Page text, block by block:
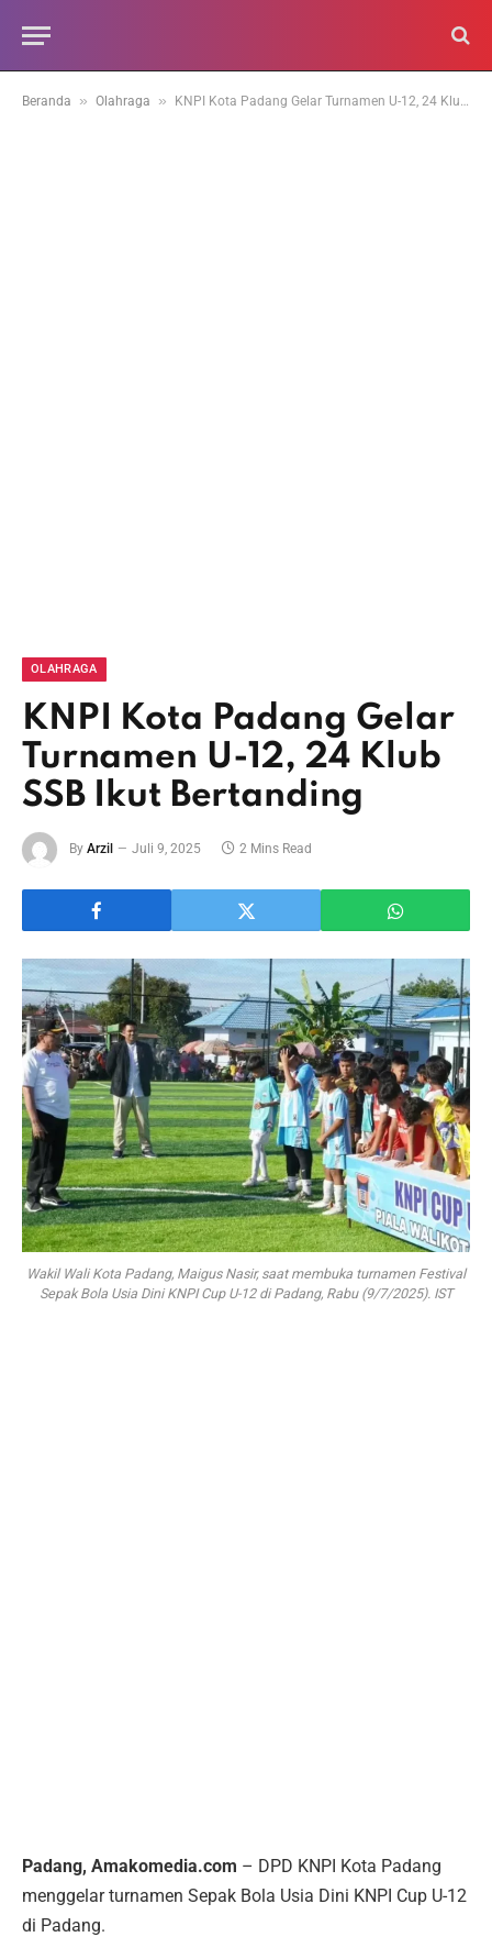
Beranda » Olahraga » KNPI Kota Padang Gelar Turnamen U-12, 24 Klub SSB Ikut Bertanding
OLAHRAGA
KNPI Kota Padang Gelar
Turnamen U-12, 24 Klub
SSB Ikut Bertanding
By Arzil Juli 9, 2025 2 Mins Read
Wakil Wali Kota Padang, Maigus Nasir, saat membuka turnamen Festival
Sepak Bola Usia Dini KNPI Cup U-12 di Padang, Rabu (9/7/2025). IST
Padang, Amakomedia.com – DPD KNPI Kota Padang
menggelar turnamen Sepak Bola Usia Dini KNPI Cup U-12
di Padang.